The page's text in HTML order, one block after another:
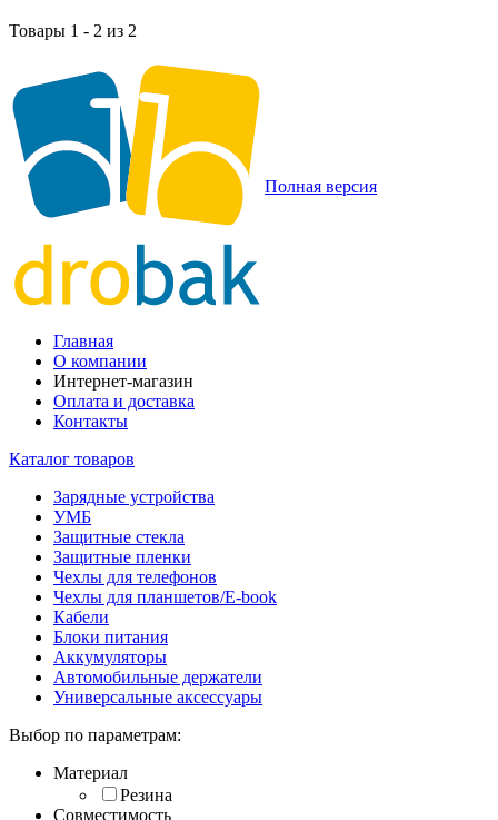
Товары 1 - 2 из 2
Полная версия
Главная
О компании
Интернет-магазин
Оплата и доставка
Контакты
Каталог товаров
Зарядные устройства
УМБ
Защитные стекла
Защитные пленки
Чехлы для телефонов
Чехлы для планшетов/E-book
Кабели
Блоки питания
Аккумуляторы
Автомобильные держатели
Универсальные аксессуары
Выбор по параметрам:
Материал
Резина
Совместимость